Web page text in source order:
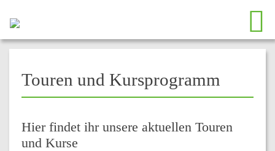
Touren und Kursprogramm
Hier findet ihr unsere aktuellen Touren
und Kurse